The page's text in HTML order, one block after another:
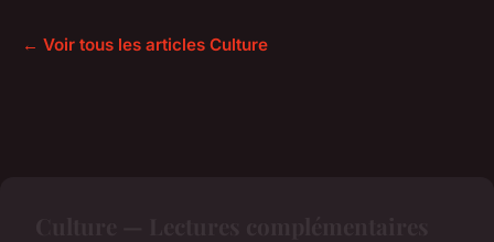
← Voir tous les articles Culture